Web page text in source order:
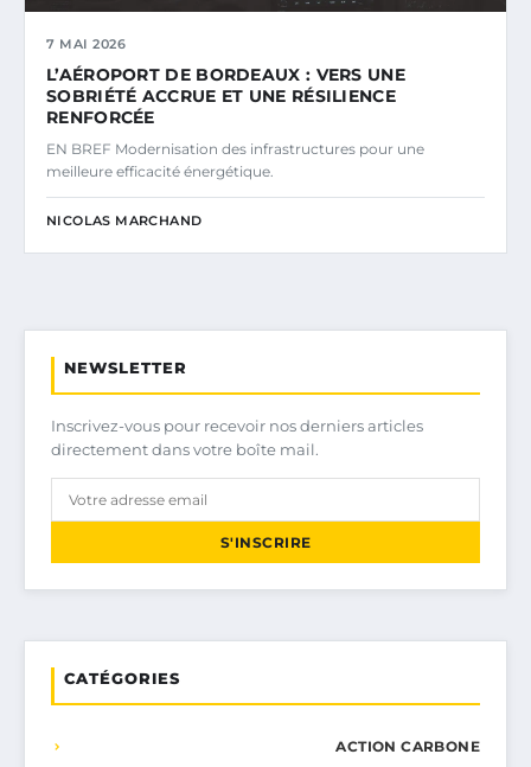
7 MAI 2026
L’AÉROPORT DE BORDEAUX : VERS UNE
SOBRIÉTÉ ACCRUE ET UNE RÉSILIENCE
RENFORCÉE
EN BREF Modernisation des infrastructures pour une
meilleure efficacité énergétique.
NICOLAS MARCHAND
NEWSLETTER
Inscrivez-vous pour recevoir nos derniers articles
directement dans votre boîte mail.
S'INSCRIRE
CATÉGORIES
ACTION CARBONE